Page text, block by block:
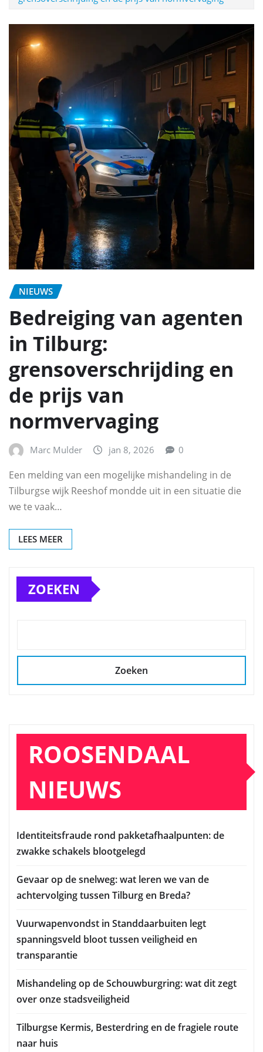
NIEUWS
Bedreiging van agenten
in Tilburg:
grensoverschrijding en
de prijs van
normvervaging
Marc Mulder jan 8, 2026 0
Een melding van een mogelijke mishandeling in de
Tilburgse wijk Reeshof mondde uit in een situatie die
we te vaak…
LEES MEER
ZOEKEN
Zoeken
ROOSENDAAL
NIEUWS
Identiteitsfraude rond pakketafhaalpunten: de
zwakke schakels blootgelegd
Gevaar op de snelweg: wat leren we van de
achtervolging tussen Tilburg en Breda?
Vuurwapenvondst in Standdaarbuiten legt
spanningsveld bloot tussen veiligheid en
transparantie
Mishandeling op de Schouwburgring: wat dit zegt
over onze stadsveiligheid
Tilburgse Kermis, Besterdring en de fragiele route
naar huis